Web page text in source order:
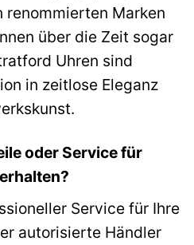
Marken
über die Zeit sogar
Uhren sind
in zeitlose Eleganz
oder Service für
Service für Ihre
autorisierte Händler